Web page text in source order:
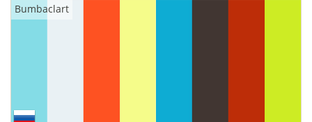
Bumbaclart